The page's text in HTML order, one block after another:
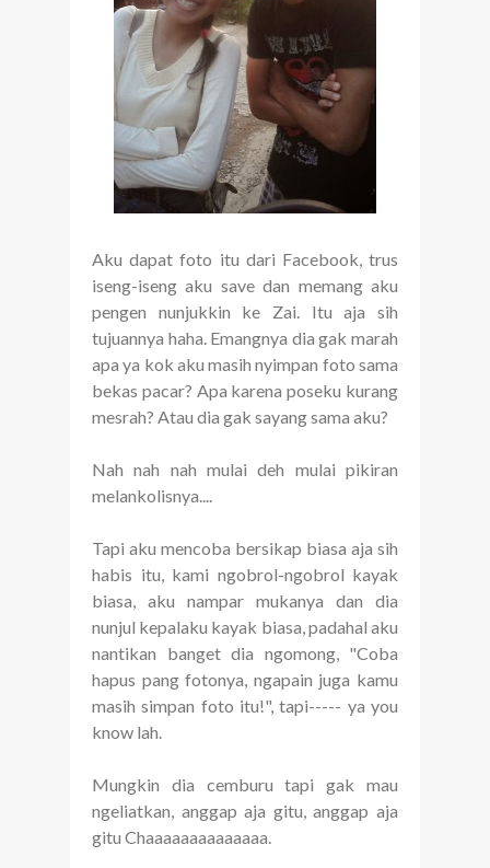
Aku dapat foto itu dari Facebook, trus
iseng-iseng aku save dan memang aku
pengen nunjukkin ke Zai. Itu aja sih
tujuannya haha. Emangnya dia gak marah
apa ya kok aku masih nyimpan foto sama
bekas pacar? Apa karena poseku kurang
mesrah? Atau dia gak sayang sama aku?
Nah nah nah mulai deh mulai pikiran
melankolisnya....
Tapi aku mencoba bersikap biasa aja sih
habis itu, kami ngobrol-ngobrol kayak
biasa, aku nampar mukanya dan dia
nunjul kepalaku kayak biasa, padahal aku
nantikan banget dia ngomong, "Coba
hapus pang fotonya, ngapain juga kamu
masih simpan foto itu!", tapi----- ya you
know lah.
Mungkin dia cemburu tapi gak mau
ngeliatkan, anggap aja gitu, anggap aja
gitu Chaaaaaaaaaaaaaa.